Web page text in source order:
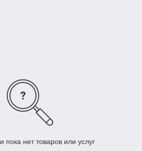
пока нет товаров или услуг